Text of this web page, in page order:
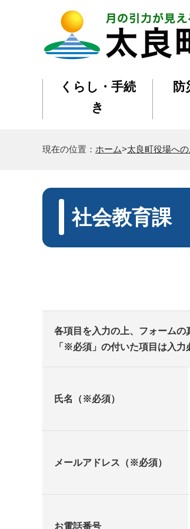
くらし・手続
き
防
現在の位置： ホーム>太良町役場へ
社会教育課
各項目を入力の上、フォームの
「※必須」の付いた項目は入力
氏名（※必須）
メールアドレス（※必須）
お電話番号